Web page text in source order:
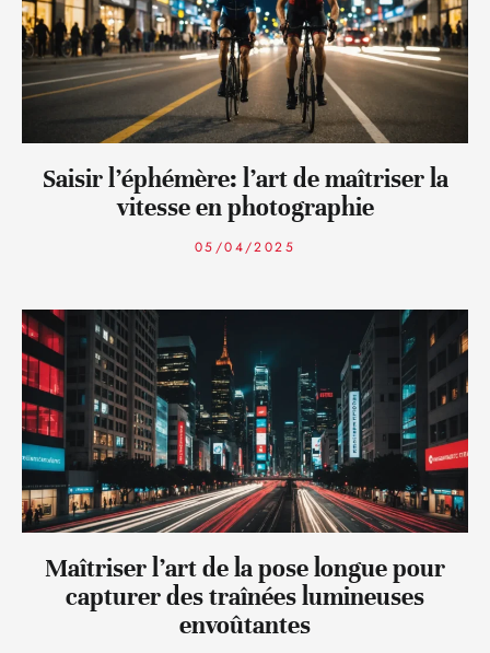
Saisir l’éphémère: l’art de maîtriser la
vitesse en photographie
05/04/2025
Maîtriser l’art de la pose longue pour
capturer des traînées lumineuses
envoûtantes